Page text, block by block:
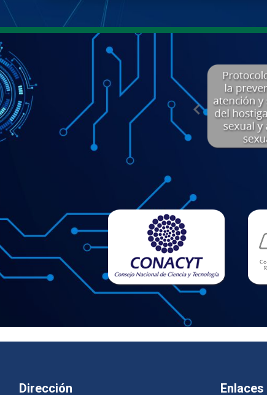
Dirección Enlaces